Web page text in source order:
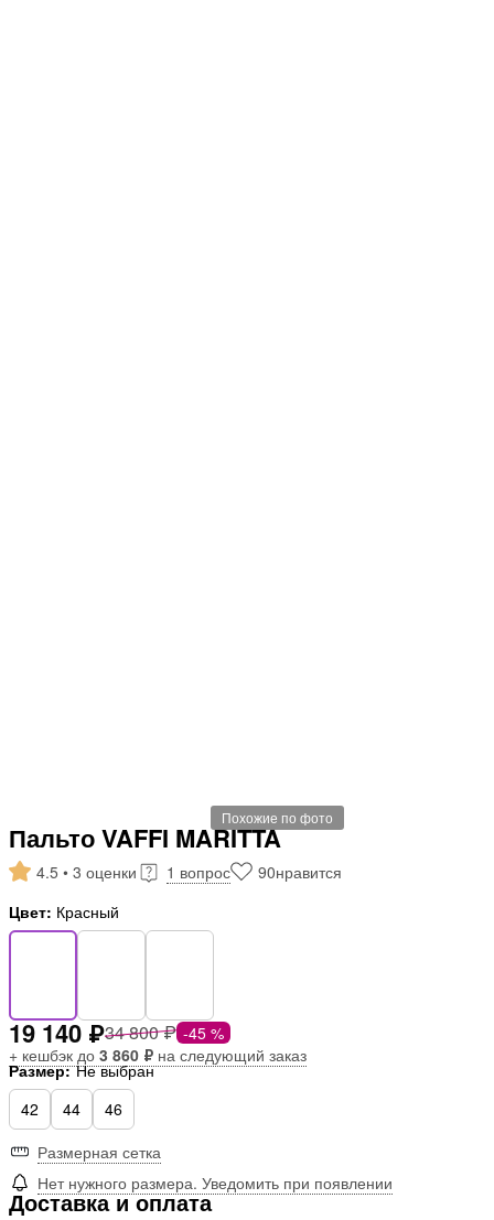
Похожие по фото
Пальто VAFFI MARITTA
4.5 • 3 оценки 1 вопрос 90нравится
Цвет: Красный
34 800 ₽ -45 %
19 140 ₽
+ кешбэк до 3 860 ₽ на следующий заказ
Размер: Не выбран
42
44
46
Размерная сетка
Нет нужного размера. Уведомить при появлении
Доставка и оплата